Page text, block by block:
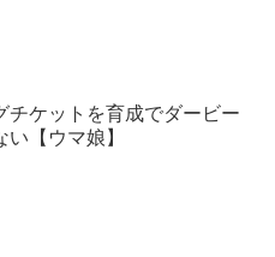
チケットを育成でダービー
い【ウマ娘】